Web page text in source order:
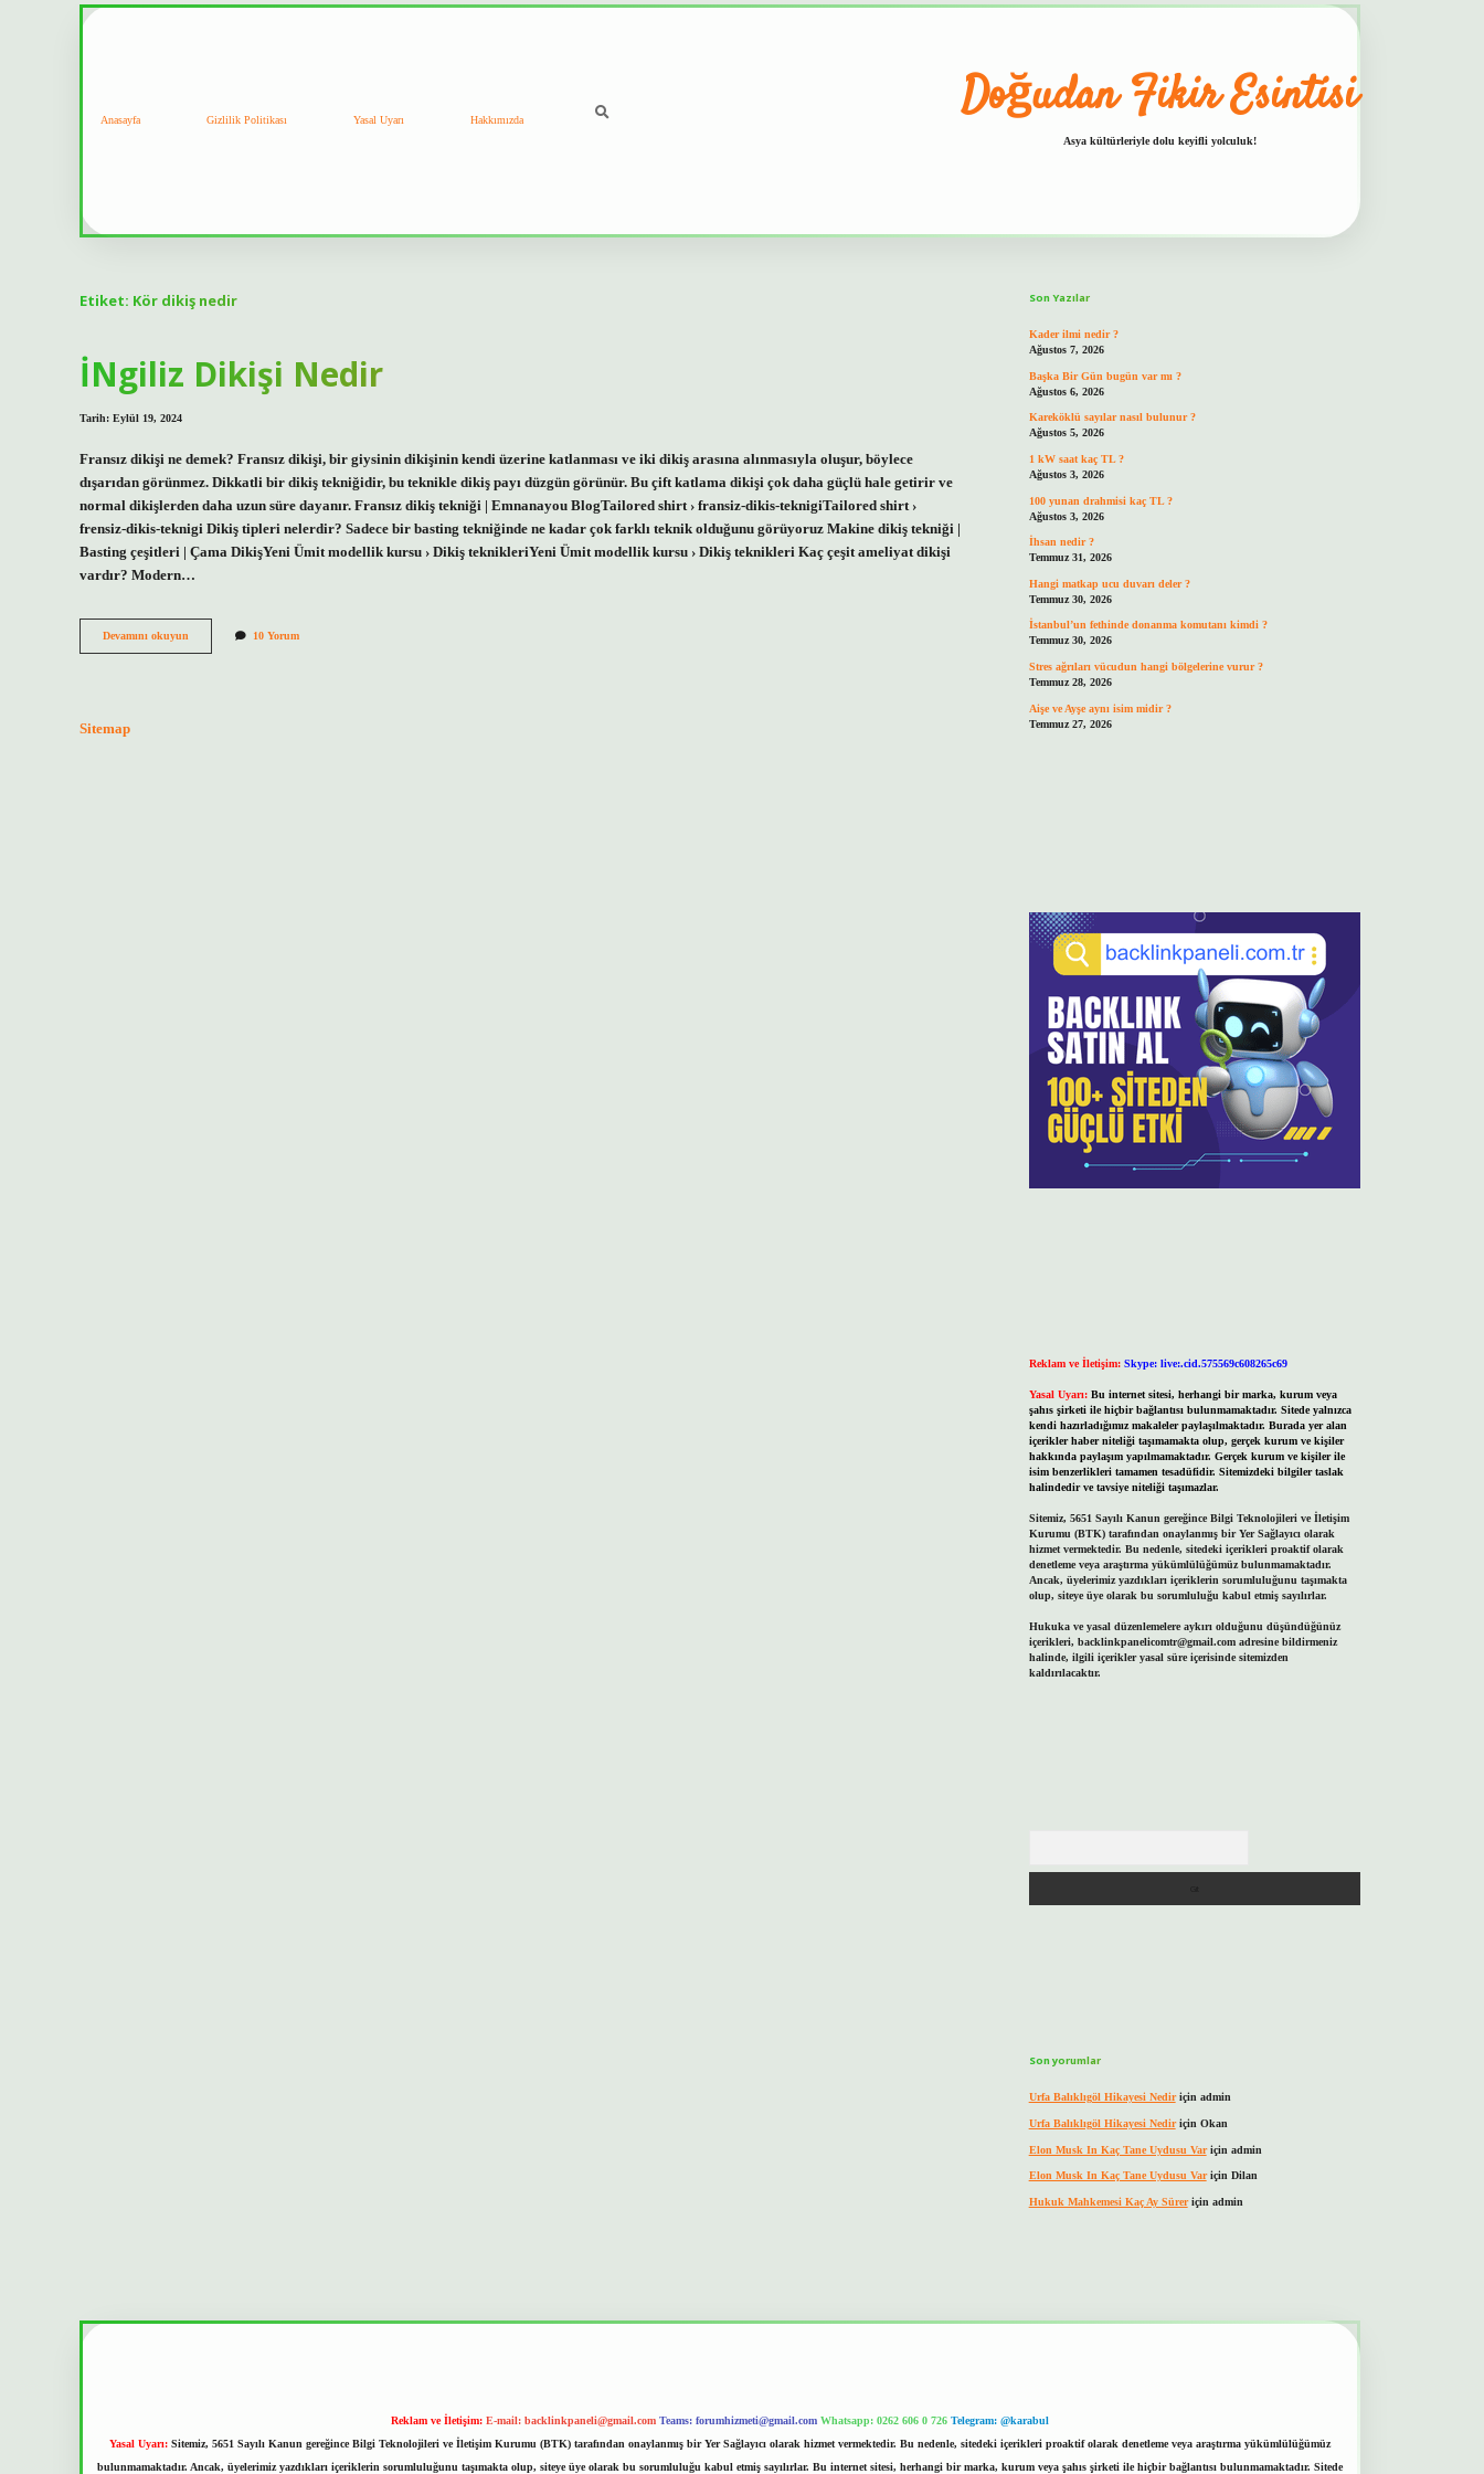
Anasayfa Gizlilik Politikası Yasal Uyarı Hakkımızda Doğudan Fikir Esintisi
Asya kültürleriyle dolu keyifli yolculuk!
Etiket: Kör dikiş nedir
İNgiliz Dikişi Nedir
Tarih: Eylül 19, 2024
Fransız dikişi ne demek? Fransız dikişi, bir giysinin dikişinin kendi üzerine katlanması ve iki dikiş arasına alınmasıyla oluşur, böylece
dışarıdan görünmez. Dikkatli bir dikiş tekniğidir, bu teknikle dikiş payı düzgün görünür. Bu çift katlama dikişi çok daha güçlü hale getirir ve
normal dikişlerden daha uzun süre dayanır. Fransız dikiş tekniği | Emnanayou BlogTailored shirt › fransiz-dikis-teknigiTailored shirt ›
frensiz-dikis-teknigi Dikiş tipleri nelerdir? Sadece bir basting tekniğinde ne kadar çok farklı teknik olduğunu görüyoruz Makine dikiş tekniği |
Basting çeşitleri | Çama DikişYeni Ümit modellik kursu › Dikiş teknikleriYeni Ümit modellik kursu › Dikiş teknikleri Kaç çeşit ameliyat dikişi
vardır? Modern…
Devamını okuyun
Dikişi
10 Yorum
Sitemap
Son Yazılar
Kader ilmi nedir ?
Ağustos 7, 2026
Başka Bir Gün bugün var mı ?
Ağustos 6, 2026
Kareköklü sayılar nasıl bulunur ?
Ağustos 5, 2026
1 kW saat kaç TL ?
Ağustos 3, 2026
100 yunan drahmisi kaç TL ?
Ağustos 3, 2026
İhsan nedir ?
Temmuz 31, 2026
Hangi matkap ucu duvarı deler ?
Temmuz 30, 2026
İstanbul’un fethinde donanma komutanı kimdi ?
Temmuz 30, 2026
Stres ağrıları vücudun hangi bölgelerine vurur ?
Temmuz 28, 2026
Aişe ve Ayşe aynı isim midir ?
Temmuz 27, 2026
Reklam ve İletişim: Skype: live:.cid.575569c608265c69
Yasal Uyarı: Bu internet sitesi, herhangi bir marka, kurum veya
şahıs şirketi ile hiçbir bağlantısı bulunmamaktadır. Sitede yalnızca
kendi hazırladığımız makaleler paylaşılmaktadır. Burada yer alan
içerikler haber niteliği taşımamakta olup, gerçek kurum ve kişiler
hakkında paylaşım yapılmamaktadır. Gerçek kurum ve kişiler ile
isim benzerlikleri tamamen tesadüfidir. Sitemizdeki bilgiler taslak
halindedir ve tavsiye niteliği taşımazlar.
Sitemiz, 5651 Sayılı Kanun gereğince Bilgi Teknolojileri ve İletişim
Kurumu (BTK) tarafından onaylanmış bir Yer Sağlayıcı olarak
hizmet vermektedir. Bu nedenle, sitedeki içerikleri proaktif olarak
denetleme veya araştırma yükümlülüğümüz bulunmamaktadır.
Ancak, üyelerimiz yazdıkları içeriklerin sorumluluğunu taşımakta
olup, siteye üye olarak bu sorumluluğu kabul etmiş sayılırlar.
Hukuka ve yasal düzenlemelere aykırı olduğunu düşündüğünüz
içerikleri, backlinkpanelicomtr@gmail.comadresine bildirmeniz
halinde, ilgili içerikler yasal süre içerisinde sitemizden
kaldırılacaktır.
Son yorumlar
Urfa Balıklıgöl Hikayesi Nediriçin admin
Urfa Balıklıgöl Hikayesi Nediriçin Okan
Elon Musk In Kaç Tane Uydusu Variçin admin
Elon Musk In Kaç Tane Uydusu Variçin Dilan
Hukuk Mahkemesi Kaç Ay Süreriçin admin
Reklam ve İletişim: E-mail: backlinkpaneli@gmail.com Teams: forumhizmeti@gmail.com Whatsapp: 0262 606 0 726 Telegram: @karabul
Yasal Uyarı: Sitemiz, 5651 Sayılı Kanun gereğince Bilgi Teknolojileri ve İletişim Kurumu (BTK) tarafından onaylanmış bir Yer Sağlayıcı olarak hizmet vermektedir. Bu nedenle, sitedeki içerikleri proaktif olarak denetleme veya araştırma yükümlülüğümüz
bulunmamaktadır. Ancak, üyelerimiz yazdıkları içeriklerin sorumluluğunu taşımakta olup, siteye üye olarak bu sorumluluğu kabul etmiş sayılırlar. Bu internet sitesi, herhangi bir marka, kurum veya şahıs şirketi ile hiçbir bağlantısı bulunmamaktadır. Sitede